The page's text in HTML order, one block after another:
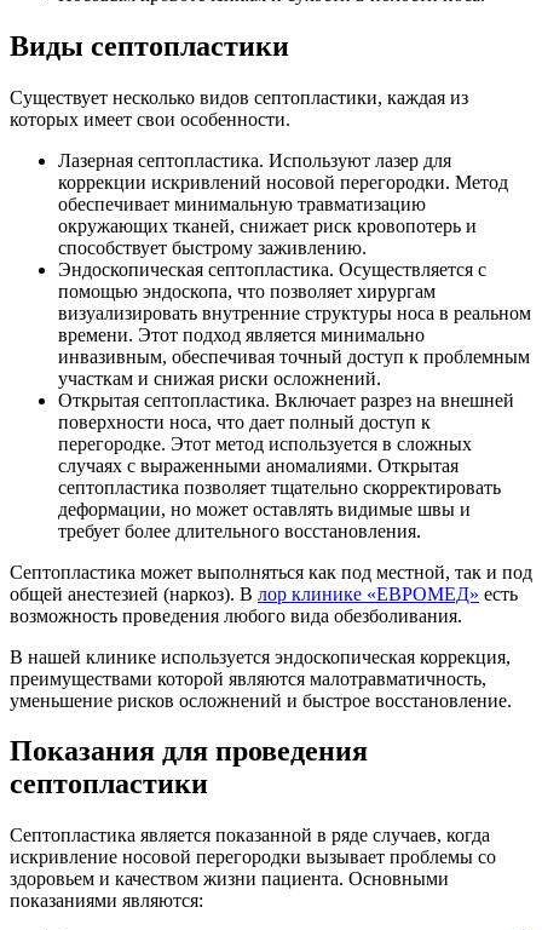
Виды септопластики
Существует несколько видов септопластики, каждая из
которых имеет свои особенности.
Лазерная септопластика. Используют лазер для
коррекции искривлений носовой перегородки. Метод
обеспечивает минимальную травматизацию
окружающих тканей, снижает риск кровопотерь и
способствует быстрому заживлению.
Эндоскопическая септопластика. Осуществляется с
помощью эндоскопа, что позволяет хирургам
визуализировать внутренние структуры носа в реальном
времени. Этот подход является минимально
инвазивным, обеспечивая точный доступ к проблемным
участкам и снижая риски осложнений.
Открытая септопластика. Включает разрез на внешней
поверхности носа, что дает полный доступ к
перегородке. Этот метод используется в сложных
случаях с выраженными аномалиями. Открытая
септопластика позволяет тщательно скорректировать
деформации, но может оставлять видимые швы и
требует более длительного восстановления.
Септопластика может выполняться как под местной, так и под
общей анестезией (наркоз). В лор клинике «ЕВРОМЕД» есть
возможность проведения любого вида обезболивания.
В нашей клинике используется эндоскопическая коррекция,
преимуществами которой являются малотравматичность,
уменьшение рисков осложнений и быстрое восстановление.
Показания для проведения
септопластики
Септопластика является показанной в ряде случаев, когда
искривление носовой перегородки вызывает проблемы со
здоровьем и качеством жизни пациента. Основными
показаниями являются: